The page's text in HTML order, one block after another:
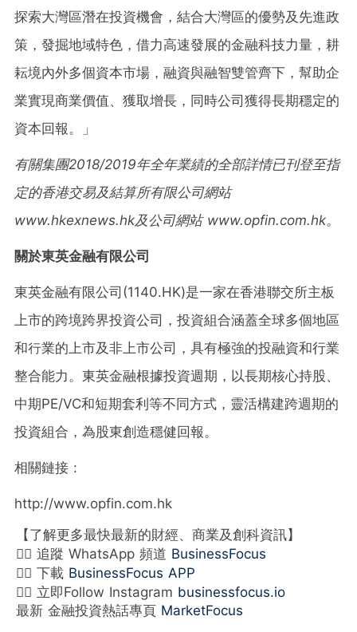
探索大灣區潛在投資機會，結合大灣區的優勢及先進政
策，發掘地域特色，借力高速發展的金融科技力量，耕
耘境內外多個資本市場，融資與融智雙管齊下，幫助企
業實現商業價值、獲取增長，同時公司獲得長期穩定的
資本回報。」
有關集團2018/2019年全年業績的全部詳情已刊登至指
定的香港交易及結算所有限公司網站
www.hkexnews.hk及公司網站 www.opfin.com.hk。
關於東英金融有限公司
東英金融有限公司(1140.HK)是一家在香港聯交所主板
上市的跨境跨界投資公司，投資組合涵蓋全球多個地區
和行業的上市及非上市公司，具有極強的投融資和行業
整合能力。東英金融根據投資週期，以長期核心持股、
中期PE/VC和短期套利等不同方式，靈活構建跨週期的
投資組合，為股東創造穩健回報。
相關鏈接 :
http://www.opfin.com.hk
【了解更多最快最新的財經、商業及創科資訊】
👉🏻 追蹤 WhatsApp 頻道 BusinessFocus
👉🏻 下載 BusinessFocus APP
👉🏻 立即Follow Instagram businessfocus.io
最新 金融投資熱話專頁 MarketFocus